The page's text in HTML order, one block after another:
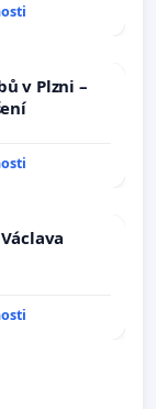
v Plzni –